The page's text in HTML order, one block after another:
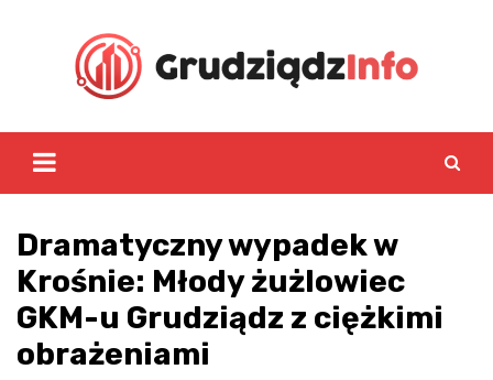
Dramatyczny wypadek w
Krośnie: Młody żużlowiec
GKM-u Grudziądz z ciężkimi
obrażeniami